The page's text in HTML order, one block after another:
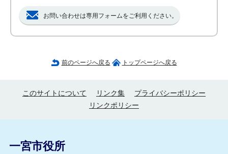
お問い合わせは専用フォームをご利用ください。
前のページへ戻る トップページへ戻る
このサイトについて リンク集
プライバシーポリシー
リンクポリシー
一宮市役所